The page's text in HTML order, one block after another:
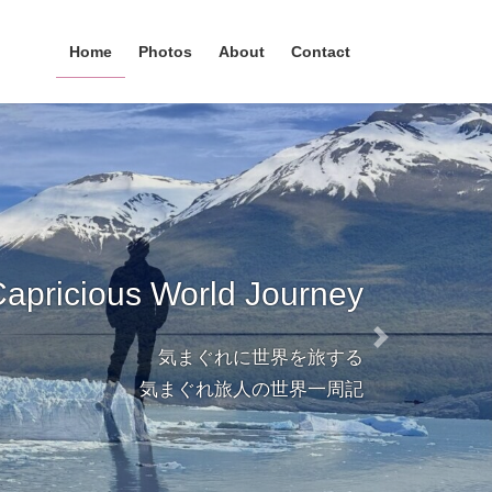
Home Photos About Contact
World Journey
気まぐれに世界を旅する
気まぐれ旅人の世界一周記
Next